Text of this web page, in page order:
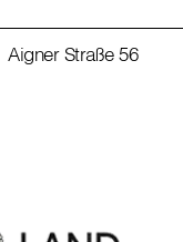
Aigner Straße 56